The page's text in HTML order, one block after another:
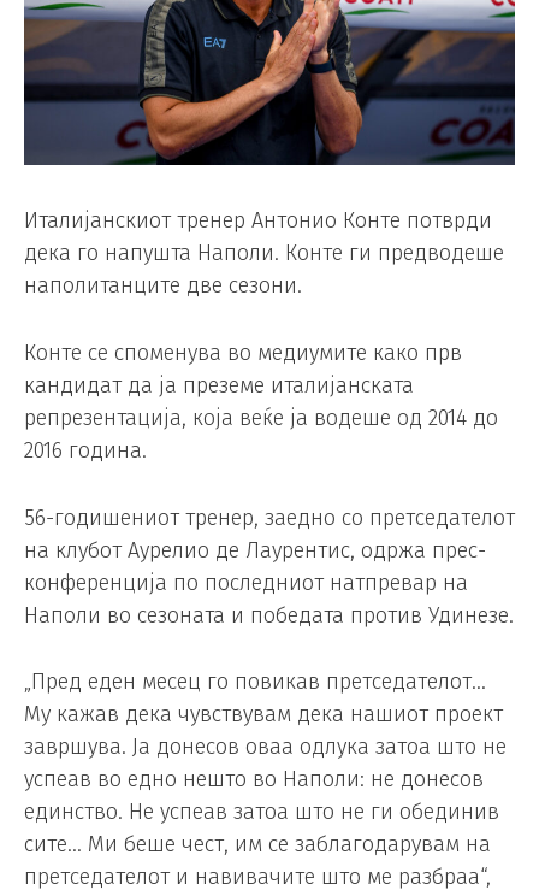
Италијанскиот тренер Антонио Конте потврди
дека го напушта Наполи. Конте ги предводеше
наполитанците две сезони.
Конте се споменува во медиумите како прв
кандидат да ја преземе италијанската
репрезентација, која веќе ја водеше од 2014 до
2016 година.
56-годишениот тренер, заедно со претседателот
на клубот Аурелио де Лаурентис, одржа прес-
конференција по последниот натпревар на
Наполи во сезоната и победата против Удинезе.
„Пред еден месец го повикав претседателот…
Му кажав дека чувствувам дека нашиот проект
завршува. Ја донесов оваа одлука затоа што не
успеав во едно нешто во Наполи: не донесов
единство. Не успеав затоа што не ги обединив
сите… Ми беше чест, им се заблагодарувам на
претседателот и навивачите што ме разбраа“,